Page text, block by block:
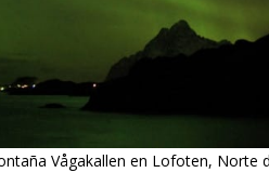
Vågakallen en Lofoten, Norte